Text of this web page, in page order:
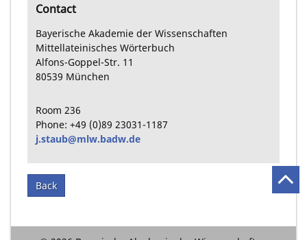
Contact
Bayerische Akademie der Wissenschaften
Mittellateinisches Wörterbuch
Alfons-Goppel-Str. 11
80539 München
Room 236
Phone: +49 (0)89 23031-1187
j.staub@mlw.badw.de
Back